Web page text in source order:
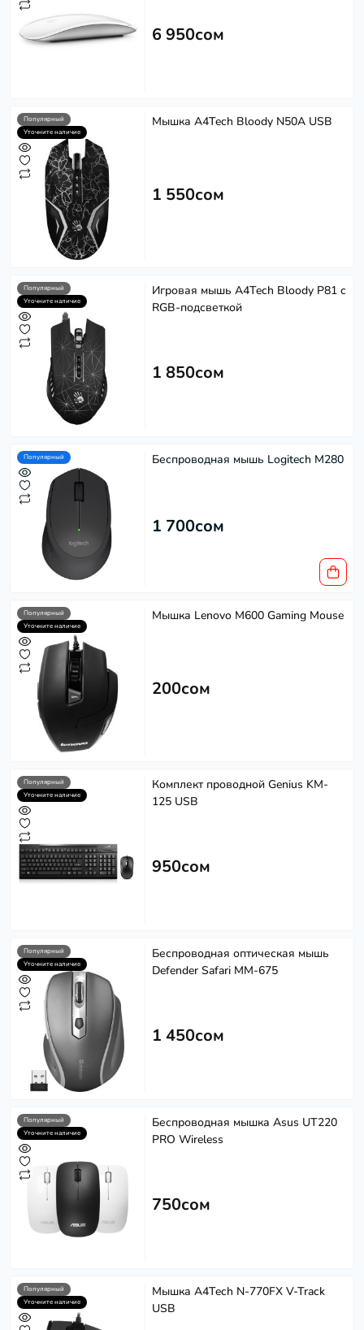
6 950сом
Популярный
Уточните наличие
Мышка A4Tech Bloody N50A USB
1 550сом
Популярный
Уточните наличие
Игровая мышь A4Tech Bloody P81 с
RGB-подсветкой
1 850сом
Популярный Беспроводная мышь Logitech M280
1 700сом
Популярный
Уточните наличие
Мышка Lenovo M600 Gaming Mouse
200сом
Популярный
Уточните наличие
Комплект проводной Genius KM-
125 USB
950сом
Популярный
Уточните наличие
Беспроводная оптическая мышь
Defender Safari MM-675
1 450сом
Популярный
Уточните наличие
Беспроводная мышка Asus UT220
PRO Wireless
750сом
Популярный
Уточните наличие
Мышка A4Tech N-770FX V-Track
USB